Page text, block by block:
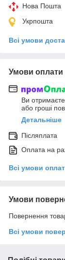
Нова Пошта
Укрпошта
Всі умови
Умови оплати
Ви
або гроші
Детальніше
Післяплата
Оплата на
Всі умови
Умови
Повернення
Всі умови